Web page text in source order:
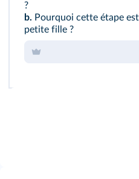
?
b. Pourquoi cette étape
petite fille ?